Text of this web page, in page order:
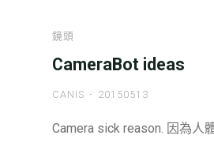
collision
detection"
鏡頭
CameraBot ideas
CANIS 20150513
Camera sick reason. 因為人